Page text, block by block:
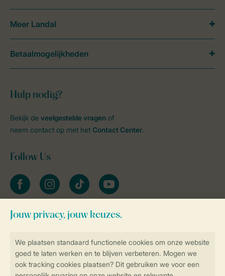
Veilig en snel online boeken
Hulp nodig?
Bekijk de veelgestelde vragen of
neem contact op met het Contact Center.
Follow Us
facebookinstagramtiktok youtube
Blijf op de hoogte
Meer Landal
Betaalmogelijkheden